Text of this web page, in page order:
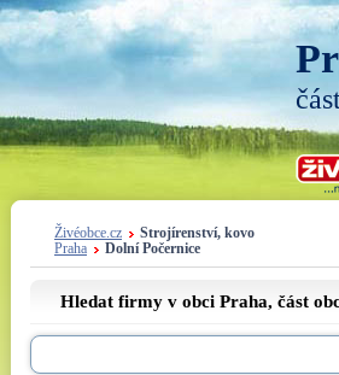
Živéobce.cz
Strojírenství, kovo
Praha
Dolní Počernice
Hledat firmy v obci Praha, část